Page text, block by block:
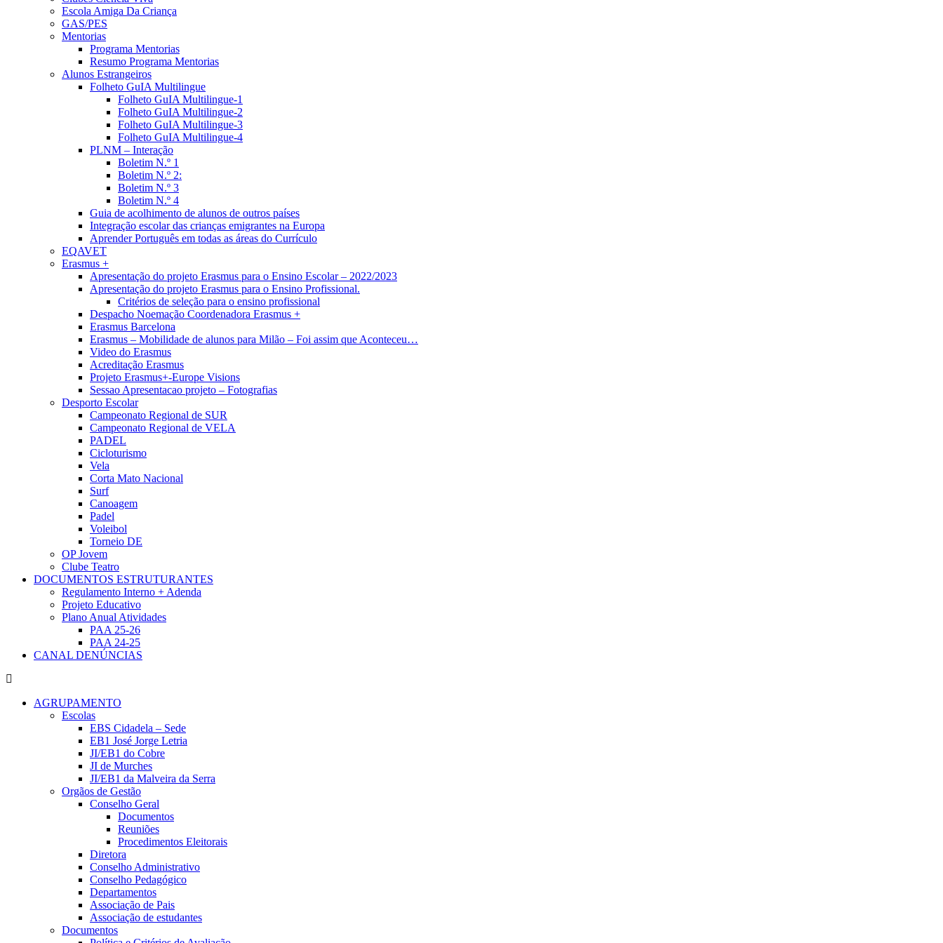
Escola Amiga Da Criança
GAS/PES
Mentorias
Programa Mentorias
Resumo Programa Mentorias
Alunos Estrangeiros
Folheto GuIA Multilingue
Folheto GuIA Multilingue-1
Folheto GuIA Multilingue-2
Folheto GuIA Multilingue-3
Folheto GuIA Multilingue-4
PLNM – Interação
Boletim N.º 1
Boletim N.º 2:
Boletim N.º 3
Boletim N.º 4
Guia de acolhimento de alunos de outros países
Integração escolar das crianças emigrantes na Europa
Aprender Português em todas as áreas do Currículo
EQAVET
Erasmus +
Apresentação do projeto Erasmus para o Ensino Escolar – 2022/2023
Apresentação do projeto Erasmus para o Ensino Profissional.
Critérios de seleção para o ensino profissional
Despacho Noemação Coordenadora Erasmus +
Erasmus Barcelona
Erasmus – Mobilidade de alunos para Milão – Foi assim que Aconteceu…
Video do Erasmus
Acreditação Erasmus
Projeto Erasmus+-Europe Visions
Sessao Apresentacao projeto – Fotografias
Desporto Escolar
Campeonato Regional de SUR
Campeonato Regional de VELA
PADEL
Cicloturismo
Vela
Corta Mato Nacional
Surf
Canoagem
Padel
Voleibol
Torneio DE
OP Jovem
Clube Teatro
DOCUMENTOS ESTRUTURANTES
Regulamento Interno + Adenda
Projeto Educativo
Plano Anual Atividades
PAA 25-26
PAA 24-25
CANAL DENÚNCIAS
AGRUPAMENTO
Escolas
EBS Cidadela – Sede
EB1 José Jorge Letria
JI/EB1 do Cobre
JI de Murches
JI/EB1 da Malveira da Serra
Orgãos de Gestão
Conselho Geral
Documentos
Reuniões
Procedimentos Eleitorais
Diretora
Conselho Administrativo
Conselho Pedagógico
Departamentos
Associação de Pais
Associação de estudantes
Documentos